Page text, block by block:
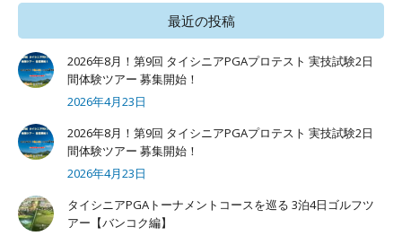
最近の投稿
2026年8月！第9回 タイシニアPGAプロテスト 実技試験2日
間体験ツアー 募集開始！
2026年4月23日
2026年8月！第9回 タイシニアPGAプロテスト 実技試験2日
間体験ツアー 募集開始！
2026年4月23日
タイシニアPGAトーナメントコースを巡る 3泊4日ゴルフツ
アー【バンコク編】